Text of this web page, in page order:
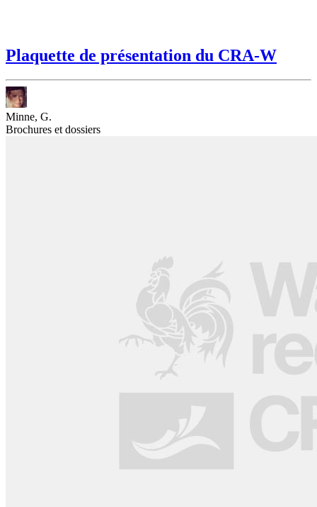
Plaquette de présentation du CRA-W
Minne, G.
Brochures et dossiers